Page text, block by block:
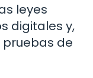
leyes
digitales y,
pruebas de